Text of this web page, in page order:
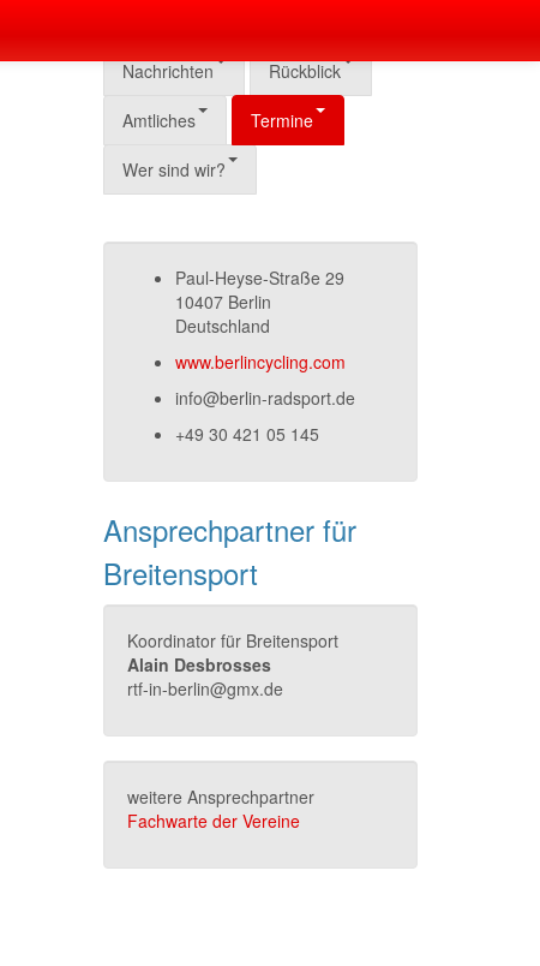
Nachrichten Rückblick
Amtliches Termine
Wer sind wir?
Paul-Heyse-Straße 29
10407 Berlin
Deutschland
www.berlincycling.com
info@berlin-radsport.de
+49 30 421 05 145
Ansprechpartner für
Breitensport
Koordinator für Breitensport
Alain Desbrosses
rtf-in-berlin@gmx.de
weitere Ansprechpartner
Fachwarte der Vereine